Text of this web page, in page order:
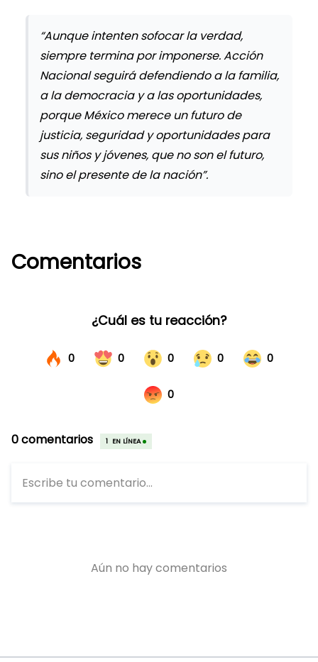
“Aunque intenten sofocar la verdad,
siempre termina por imponerse. Acción
Nacional seguirá defendiendo a la familia,
a la democracia y a las oportunidades,
porque México merece un futuro de
justicia, seguridad y oportunidades para
sus niños y jóvenes, que no son el futuro,
sino el presente de la nación”.
Comentarios